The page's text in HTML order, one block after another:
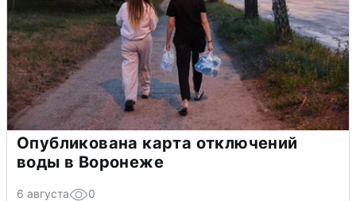
Опубликована карта отключений
воды в Воронеже
6 августа 0